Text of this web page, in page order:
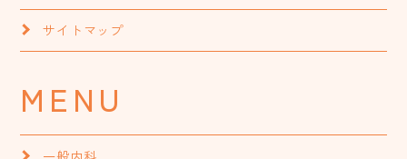
サイトマップ
MENU